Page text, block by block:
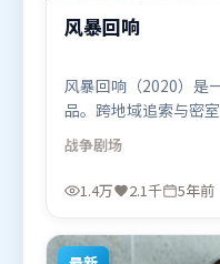
风暴回响
风暴回响（2020）是
品。跨地域追索与密
码，张力持续上扬。
节点收束。由管虎执
妮、咏梅，汤姆·哈
首映上线，适合喜欢
战争剧场
1.4万 2.1千 5年前